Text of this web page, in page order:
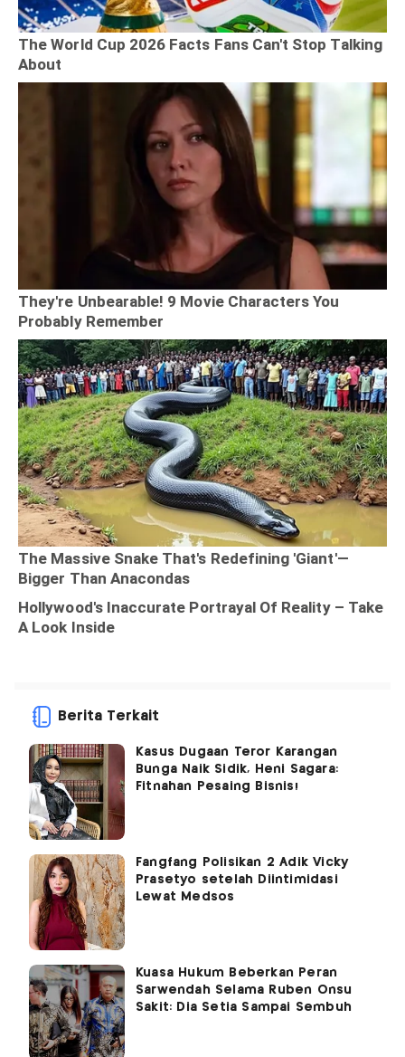
Berita Terkait
Kasus Dugaan Teror Karangan
Bunga Naik Sidik, Heni Sagara:
Fitnahan Pesaing Bisnis!
Fangfang Polisikan 2 Adik Vicky
Prasetyo setelah Diintimidasi
Lewat Medsos
Kuasa Hukum Beberkan Peran
Sarwendah Selama Ruben Onsu
Sakit: Dia Setia Sampai Sembuh